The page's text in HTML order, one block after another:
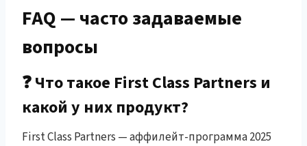
FAQ — часто задаваемые
вопросы
❓ Что такое First Class Partners и
какой у них продукт?
First Class Partners — аффилейт-программа 2025